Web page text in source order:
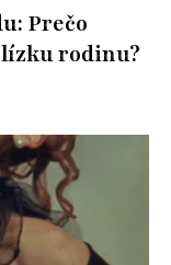
Prečo
rodinu?